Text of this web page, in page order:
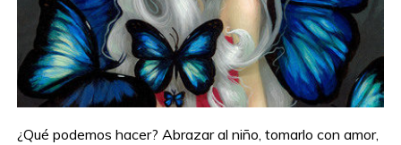
¿Qué podemos hacer? Abrazar al niño, tomarlo con amor,